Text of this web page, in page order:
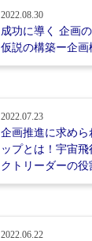
2022.08.30
成功に導く 企画
仮説の構築ー企
2022.07.23
企画推進に求め
ップとは！宇宙
クトリーダーの役
2022.06.22